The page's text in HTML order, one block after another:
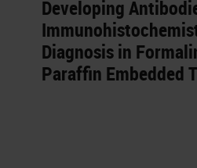
Developing
Diagnosis in
Paraffin Embedded